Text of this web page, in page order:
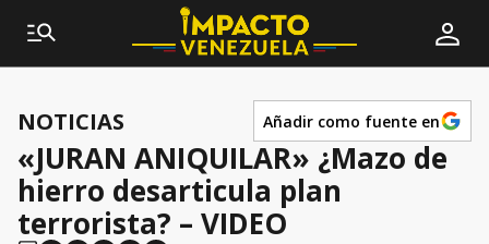
NOTICIAS Añadir como fuente en
«JURAN ANIQUILAR» ¿Mazo de
hierro desarticula plan
terrorista? – VIDEO